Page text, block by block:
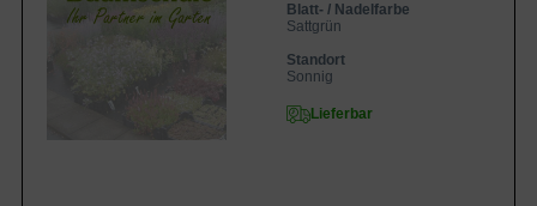
Blatt- / Nadelfarbe
Sattgrün
Standort
Sonnig
Lieferbar